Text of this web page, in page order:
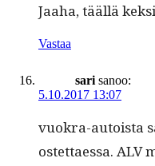
Jaa­ha, tääl­lä
Vastaa
sari sanoo:
5.10.2017 13:07
vuokra-autoista
ostet­taes­sa. ALV